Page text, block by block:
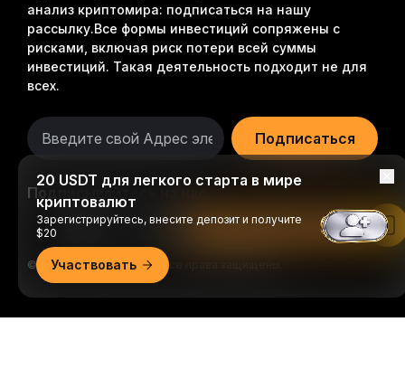
анализ криптомира: подписаться на нашу
рассылку.Все формы инвестиций сопряжены с
рисками, включая риск потери всей суммы
инвестиций. Такая деятельность подходит не для
всех.
Подписаться
Подписывайтесь на нас
© 2018-2026 Bybit.com. Все права защищены.
20 USDT для легкого старта в мире
криптовалют
Зарегистрируйтесь, внесите депозит и получите
$20
Участвовать
Читать в приложении Bybit